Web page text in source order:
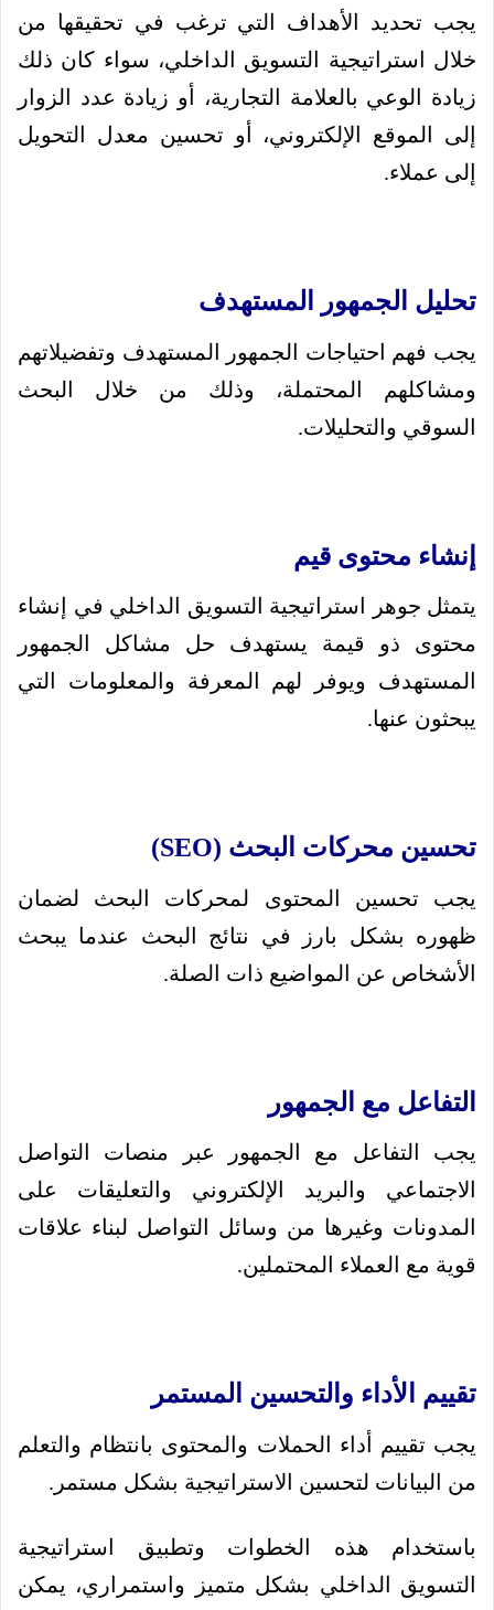
يجب تحديد الأهداف التي ترغب في تحقيقها من
خلال استراتيجية التسويق الداخلي، سواء كان ذلك
زيادة الوعي بالعلامة التجارية، أو زيادة عدد الزوار
إلى الموقع الإلكتروني، أو تحسين معدل التحويل
إلى عملاء.
تحليل الجمهور المستهدف
يجب فهم احتياجات الجمهور المستهدف وتفضيلاتهم
ومشاكلهم المحتملة، وذلك من خلال البحث
السوقي والتحليلات.
إنشاء محتوى قيم
يتمثل جوهر استراتيجية التسويق الداخلي في إنشاء
محتوى ذو قيمة يستهدف حل مشاكل الجمهور
المستهدف ويوفر لهم المعرفة والمعلومات التي
يبحثون عنها.
تحسين محركات البحث (SEO)
يجب تحسين المحتوى لمحركات البحث لضمان
ظهوره بشكل بارز في نتائج البحث عندما يبحث
الأشخاص عن المواضيع ذات الصلة.
التفاعل مع الجمهور
يجب التفاعل مع الجمهور عبر منصات التواصل
الاجتماعي والبريد الإلكتروني والتعليقات على
المدونات وغيرها من وسائل التواصل لبناء علاقات
قوية مع العملاء المحتملين.
تقييم الأداء والتحسين المستمر
يجب تقييم أداء الحملات والمحتوى بانتظام والتعلم
من البيانات لتحسين الاستراتيجية بشكل مستمر.
باستخدام هذه الخطوات وتطبيق استراتيجية
التسويق الداخلي بشكل متميز واستمراري، يمكن